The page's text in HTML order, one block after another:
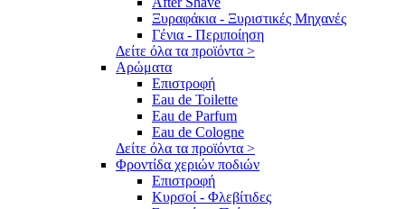
Ξυραφάκια - Ξυριστικές Μηχανές
Γένια - Περιποίηση
Δείτε όλα τα προϊόντα >
Αρώματα
Επιστροφή
Eau de Toilette
Eau de Parfum
Eau de Cologne
Δείτε όλα τα προϊόντα >
Φροντίδα χεριών ποδιών
Επιστροφή
Κυρσοί - Φλεβίτιδες